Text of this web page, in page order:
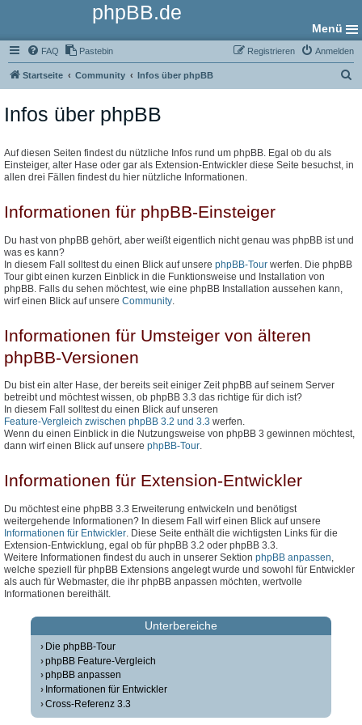
phpBB.de
Menü
FAQ Pastebin Anmelden
Registrieren
Startseite Community Infos über phpBB
Infos über phpBB
Auf diesen Seiten findest du nützliche Infos rund um phpBB. Egal ob du als
Einsteiger, alter Hase oder gar als Extension-Entwickler diese Seite besuchst, in
allen drei Fällen findest du hier nützliche Informationen.
Informationen für phpBB-Einsteiger
Du hast von phpBB gehört, aber weißt eigentlich nicht genau was phpBB ist und
was es kann?
In diesem Fall solltest du einen Blick auf unsere phpBB-Tour werfen. Die phpBB
Tour gibt einen kurzen Einblick in die Funktionsweise und Installation von
phpBB. Falls du sehen möchtest, wie eine phpBB Installation aussehen kann,
wirf einen Blick auf unsere Community
Informationen für Umsteiger von älteren
phpBB-Versionen
Du bist ein alter Hase, der bereits seit einiger Zeit phpBB auf seinem Server
betreibt und möchtest wissen, ob phpBB 3.3 das richtige für dich ist?
In diesem Fall solltest du einen Blick auf unseren
Feature-Vergleich zwischen phpBB 3.2 und 3.3 werfen.
Wenn du einen Einblick in die Nutzungsweise von phpBB 3 gewinnen möchtest,
dann wirf einen Blick auf unsere phpBB-Tour.
Informationen für Extension-Entwickler
Du möchtest eine phpBB 3.3 Erweiterung entwickeln und benötigst
weitergehende Informationen? In diesem Fall wirf einen Blick auf unsere
Informationen für Entwickler . Diese Seite enthält die wichtigsten Links für die
Extension-Entwicklung, egal ob für phpBB 3.2 oder phpBB 3.3.
Weitere Informationen findest du auch in unserer Sektion phpBB anpassen
welche speziell für phpBB Extensions angelegt wurde und sowohl für Entwickler
als auch für Webmaster, die ihr phpBB anpassen möchten, wertvolle
Informationen bereithält.
Unterbereiche
Die phpBB-Tour
phpBB Feature-Vergleich
phpBB anpassen
Informationen für Entwickler
Cross-Referenz 3.3